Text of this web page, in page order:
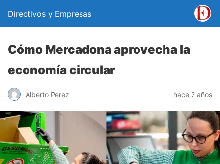
Directivos y Empresas
Cómo Mercadona aprovecha la
economía circular
Alberto Perez hace 2 años